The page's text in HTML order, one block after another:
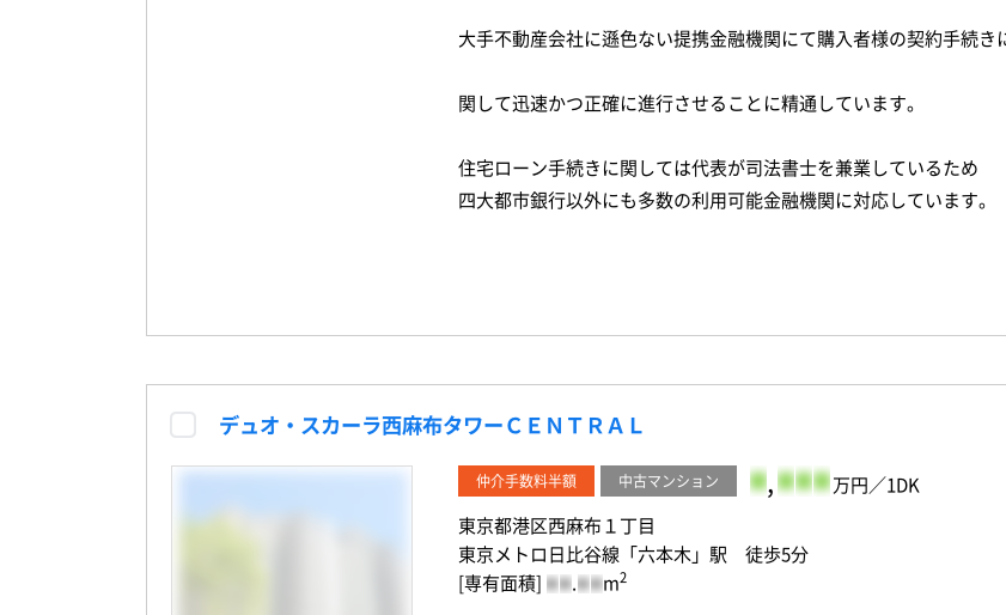
大手不動産会社に遜色ない提携金融機関にて購入者様の契約手続き
関して迅速かつ正確に進行させることに精通しています。
住宅ローン手続きに関しては代表が司法書士を兼業しているため
四大都市銀行以外にも多数の利用可能金融機関に対応しています。
デュオ・スカーラ西麻布タワーＣＥＮＴＲＡＬ
仲介手数料半額 中古マンション - ,- - - 万円／1DK
東京都港区西麻布１丁目
東京メトロ日比谷線「六本木」駅 徒歩5分
[専有面積] - - .- - m2